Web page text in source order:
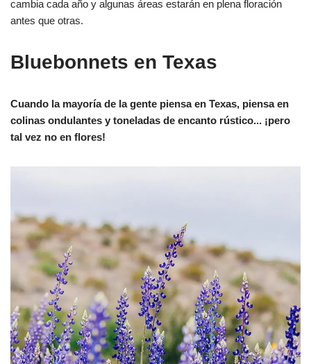
cambia cada año y algunas áreas estarán en plena floración
antes que otras.
Bluebonnets en Texas
Cuando la mayoría de la gente piensa en Texas, piensa en
colinas ondulantes y toneladas de encanto rústico... ¡pero
tal vez no en flores!